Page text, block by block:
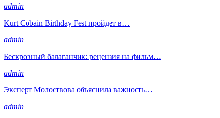
admin
Kurt Cobain Birthday Fest пройдет в…
admin
Бескровный балаганчик: рецензия на фильм…
admin
Эксперт Молоствова объяснила важность…
admin